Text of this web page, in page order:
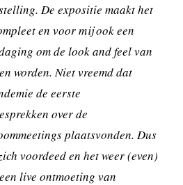
De expositie maakt het
en voor mij ook een
om de look and feel van
worden. Niet vreemd dat
de eerste
over de
plaatsvonden. Dus
voordeed en het weer (even)
live ontmoeting van